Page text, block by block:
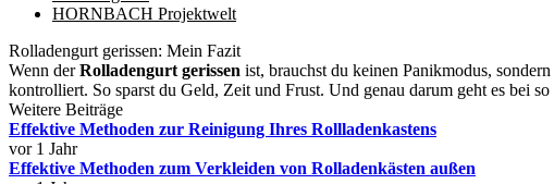
HORNBACH Projektwelt
Rolladengurt gerissen: Mein Fazit
Wenn derRolladengurt gerissen ist, brauchst du keinen Panikmodus,
kontrolliert. So sparst du Geld, Zeit und Frust. Und genau darum geht es bei
Weitere Beiträge
Effektive Methoden zur Reinigung Ihres Rollladenkastens
vor 1 Jahr
Effektive Methoden zum Verkleiden von Rolladenkästen außen